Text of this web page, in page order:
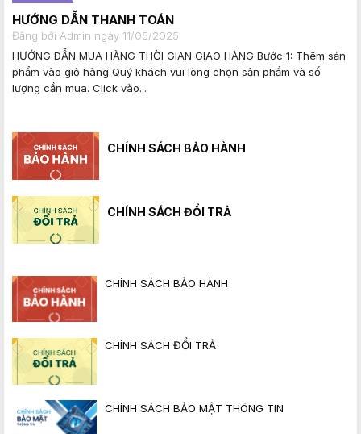
HƯỚNG DẪN THANH TOÁN
Đăng bởi Admin ngày 11/05/2025
HƯỚNG DẪN MUA HÀNG THỜI GIAN GIAO HÀNG Bước 1: Thêm sản
phẩm vào giỏ hàng Quý khách vui lòng chọn sản phẩm và số
lượng cần mua. Click vào...
CHÍNH SÁCH BẢO HÀNH
CHÍNH SÁCH ĐỔI TRẢ
CHÍNH SÁCH BẢO HÀNH
CHÍNH SÁCH ĐỔI TRẢ
CHÍNH SÁCH BẢO MẬT THÔNG TIN